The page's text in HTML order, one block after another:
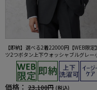
【即納】選べる2着22000円【WEB限定
ツ2つボタン上下ウォッシャブルグレー
シーズン対応
価格： 23,100円 (税込)